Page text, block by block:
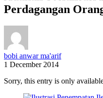
Perdagangan
bobi anwar ma'arif
1 December 2014
Sorry, this entry is only